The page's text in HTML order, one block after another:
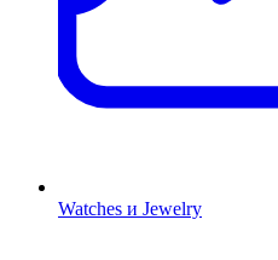
Watches и Jewelry